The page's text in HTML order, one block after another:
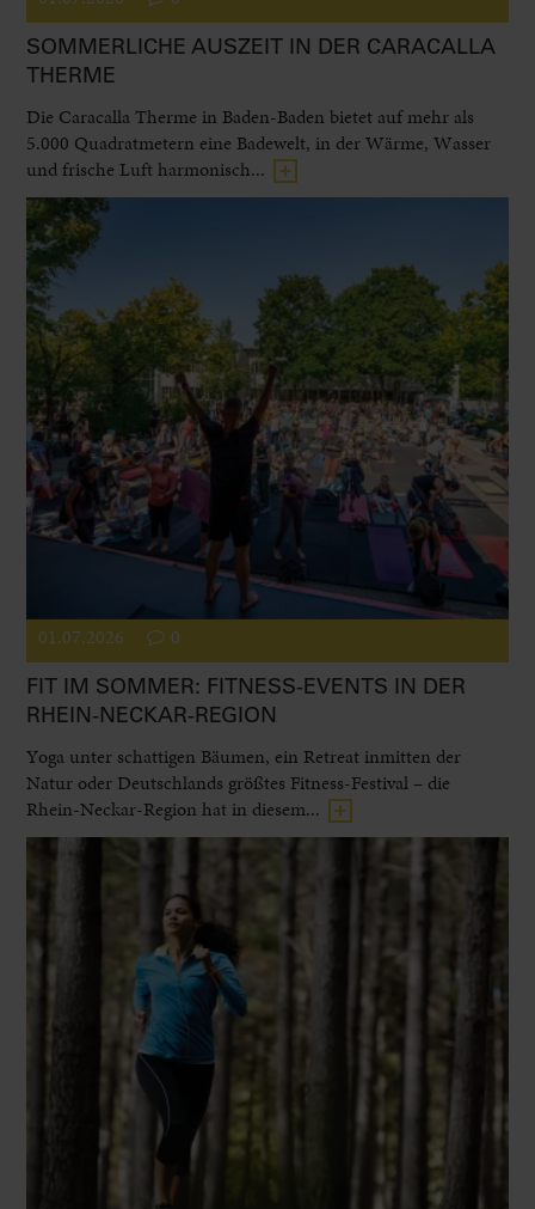
SOMMERLICHE AUSZEIT IN DER CARACALLA
THERME
Die Caracalla Therme in Baden-Baden bietet auf mehr als
5.000 Quadratmetern eine Badewelt, in der Wärme, Wasser
und frische Luft harmonisch...
01.07.2026 0
FIT IM SOMMER: FITNESS-EVENTS IN DER
RHEIN-NECKAR-REGION
Yoga unter schattigen Bäumen, ein Retreat inmitten der
Natur oder Deutschlands größtes Fitness-Festival – die
Rhein-Neckar-Region hat in diesem...